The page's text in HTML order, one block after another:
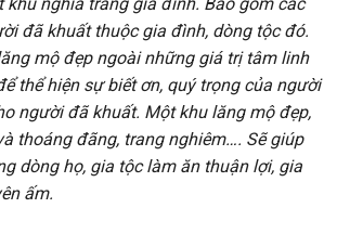
đã khuất thuộc gia đình, dòng tộc đó.
mộ đẹp ngoài những giá trị tâm linh
thể hiện sự biết ơn, quý trọng của người
người đã khuất. Một khu lăng mộ đẹp,
thoáng đãng, trang nghiêm…. Sẽ giúp
dòng họ, gia tộc làm ăn thuận lợi, gia
ấm.